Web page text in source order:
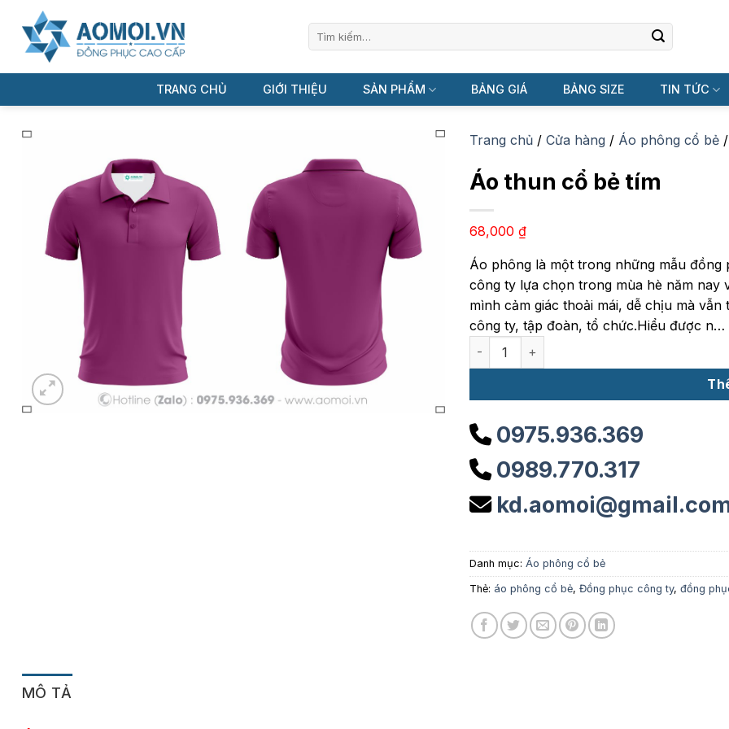
dung
Tìm
TRANG CHỦ GIỚI THIỆU SẢN PHẨM BẢNG GIÁ BẢNG SIZE TIN TỨC
Trang chủ / Cửa hàng / Áo phông cổ bẻ /
Áo thun cổ bẻ tím
68,000 ₫
Áo phông là một trong những mẫu đồng
công ty lựa chọn trong mùa hè năm nay
mình cảm giác thoải mái, dễ chịu mà
công ty, tập đoàn, tổ chức.Hiểu được n…
Áo thun cổ bẻ tím số lượng
0975.936.369
0989.770.317
Danh mục: Áo phông cổ bẻ
Thẻ: áo phông cổ bẻ, Đồng phục công ty, đồng
MÔ TẢ